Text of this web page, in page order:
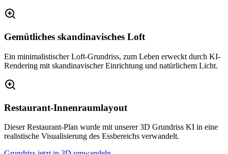
Gemütliches skandinavisches Loft
Ein minimalistischer Loft-Grundriss, zum Leben erweckt durch KI-
Rendering mit skandinavischer Einrichtung und natürlichem Licht.
Restaurant-Innenraumlayout
Dieser Restaurant-Plan wurde mit unserer 3D Grundriss KI in eine
realistische Visualisierung des Essbereichs verwandelt.